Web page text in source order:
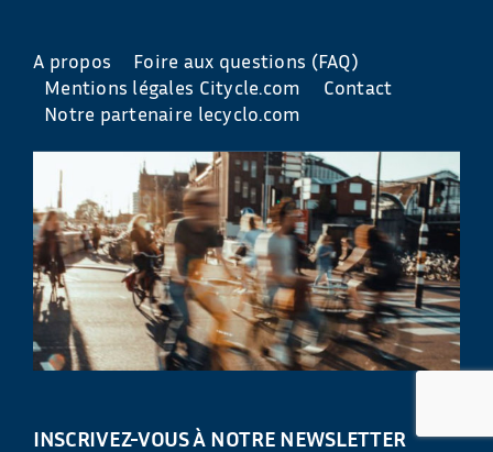
A propos
Foire aux questions (FAQ)
Mentions légales Citycle.com
Contact
Notre partenaire lecyclo.com
INSCRIVEZ-VOUS À NOTRE NEWSLETTER